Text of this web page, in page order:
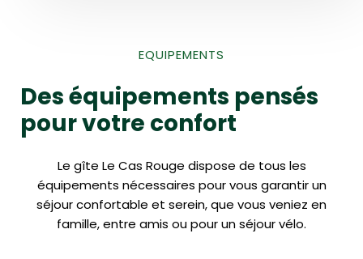
EQUIPEMENTS
Des équipements pensés
pour votre confort
Le gîte Le Cas Rouge dispose de tous les
équipements nécessaires pour vous garantir un
séjour confortable et serein, que vous veniez en
famille, entre amis ou pour un séjour vélo.